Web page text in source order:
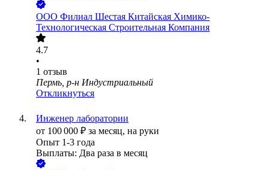
ООО Филиал Шестая Китайская Химико-
Технологическая Строительная Компания
4.7
•
1 отзыв
Пермь, р-н Индустриальный
Откликнуться
Инженер лаборатории
от 100 000 ₽ за месяц, на руки
Опыт 1-3 года
Выплаты: Два раза в месяц